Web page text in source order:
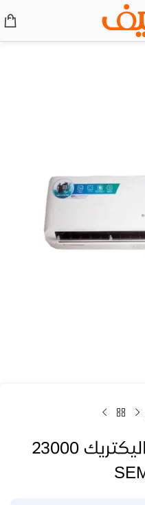
مكيف سبلت سمارت اليكتريك 23000